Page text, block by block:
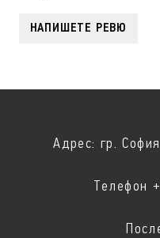
НАПИШЕТЕ РЕВЮ
Адрес: гр.
Телефон